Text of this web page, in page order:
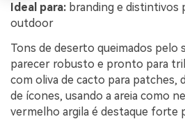
Ideal para: branding e distintivos
outdoor
Tons de deserto queimados pelo
parecer robusto e pronto para
com oliva de cacto para patches,
de ícones, usando a areia como
vermelho argila é destaque forte